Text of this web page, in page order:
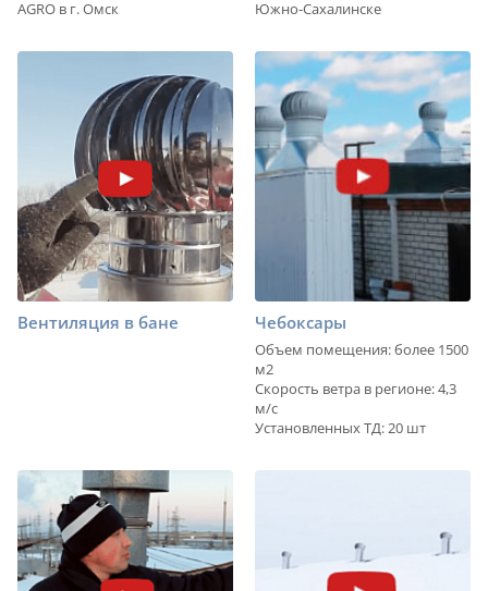
AGRO в г. Омск Южно-Сахалинске
Вентиляция в бане Чебоксары
Объем помещения: более 1500
м2
Скорость ветра в регионе: 4,3
м/с
Установленных ТД: 20 шт